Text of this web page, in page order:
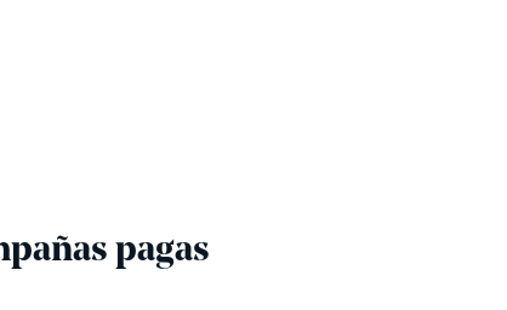
pagas